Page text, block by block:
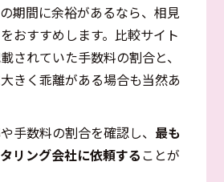
期間に余裕があるなら、相見
おすすめします。比較サイト
されていた手数料の割合と、
きく乖離がある場合も当然あ
手数料の割合を確認し、 最も
リング会社に依頼することが